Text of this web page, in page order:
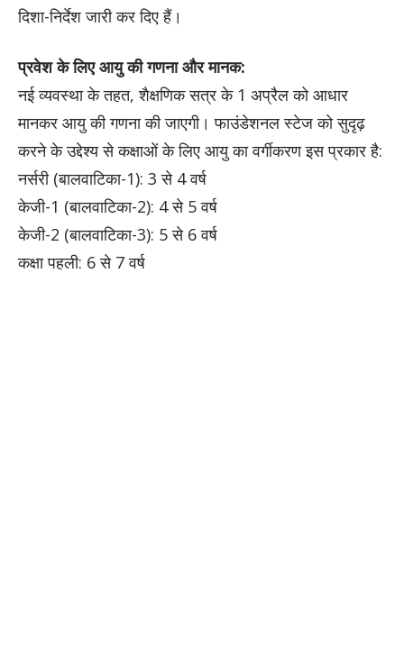
दिशा-निर्देश जारी कर दिए हैं।
प्रवेश के लिए आयु की गणना और मानक:
नई व्यवस्था के तहत, शैक्षणिक सत्र के 1 अप्रैल को आधार
मानकर आयु की गणना की जाएगी। फाउंडेशनल स्टेज को सुदृढ़
करने के उद्देश्य से कक्षाओं के लिए आयु का वर्गीकरण इस प्रकार है:
नर्सरी (बालवाटिका-1): 3 से 4 वर्ष
केजी-1 (बालवाटिका-2): 4 से 5 वर्ष
केजी-2 (बालवाटिका-3): 5 से 6 वर्ष
कक्षा पहली: 6 से 7 वर्ष